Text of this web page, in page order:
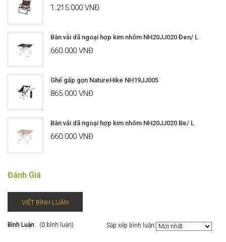
1.215.000 VNĐ
Bàn vải dã ngoại hợp kim nhôm NH20JJ020 Đen/ L
660.000 VNĐ
Ghế gấp gọn NatureHike NH19JJ005
865.000 VNĐ
Bàn vải dã ngoại hợp kim nhôm NH20JJ020 Be/ L
660.000 VNĐ
Đánh Giá
VIẾT BÌNH LUẬN
Bình Luận (0 bình luận) Sắp xếp bình luận: